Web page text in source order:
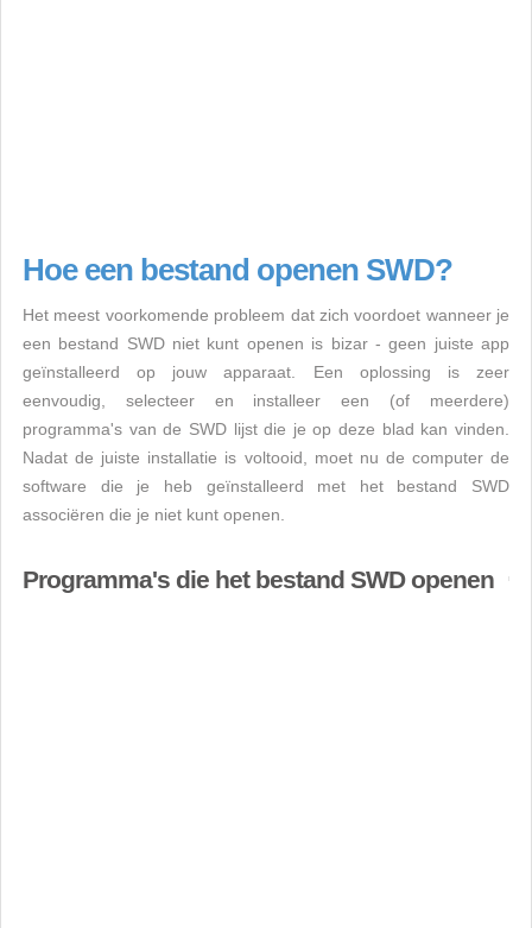
Hoe een bestand openen SWD?
Het meest voorkomende probleem dat zich voordoet wanneer je
een bestand SWD niet kunt openen is bizar - geen juiste app
geïnstalleerd op jouw apparaat. Een oplossing is zeer
eenvoudig, selecteer en installeer een (of meerdere)
programma's van de SWD lijst die je op deze blad kan vinden.
Nadat de juiste installatie is voltooid, moet nu de computer de
software die je heb geïnstalleerd met het bestand SWD
associëren die je niet kunt openen.
Programma's die het bestand SWD openen